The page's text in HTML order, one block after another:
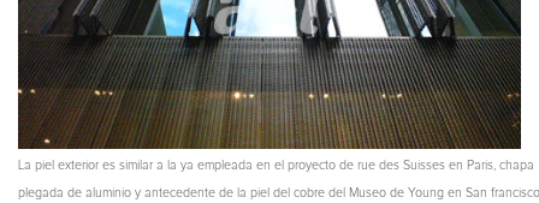
La piel exterior es similar a la ya empleada en el proyecto de rue des Suisses en Paris, chapa
plegada de aluminio y antecedente de la piel del cobre del Museo de Young en San francisco